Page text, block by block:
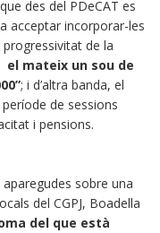
des del PDeCAT es
acceptar incorporar-les
de la
el mateix un sou de
; i d’altra banda, el
de sessions
i pensions.
sobre una
del CGPJ, Boadella
del que està